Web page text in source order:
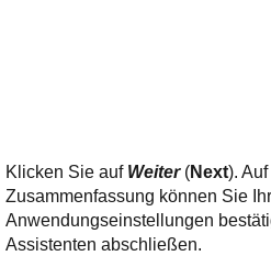
Klicken Sie auf Weiter (Next).
Zusammenfassung können Sie
Anwendungseinstellungen
Assistenten abschließen.